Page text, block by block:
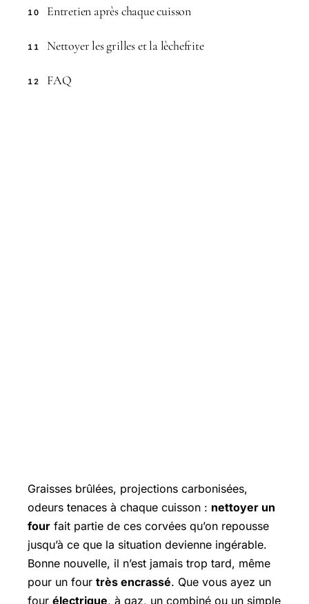
10 Entretien après chaque cuisson
11 Nettoyer les grilles et la lèchefrite
12 FAQ
Graisses brûlées, projections carbonisées,
odeurs tenaces à chaque cuisson : nettoyer un
four fait partie de ces corvées qu’on repousse
jusqu’à ce que la situation devienne ingérable.
Bonne nouvelle, il n’est jamais trop tard, même
pour un four très encrassé. Que vous ayez un
four électrique, à gaz, un combiné ou un simple